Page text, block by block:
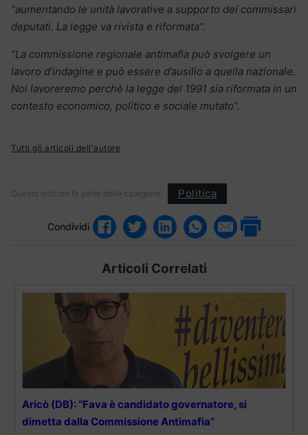
“aumentando le unità lavorative a supporto dei commissari
deputati. La legge va rivista e riformata”.
“La commissione regionale antimafia può svolgere un
lavoro d’indagine e può essere d’ausilio a quella nazionale.
Noi lavoreremo perchè la legge del 1991 sia riformata in un
contesto economico, politico e sociale mutato”.
Tutti gli articoli dell'autore
Questo articolo fa parte delle categorie: Politica
Condividi
Articoli Correlati
Aricò (DB): “Fava è candidato governatore, si
dimetta dalla Commissione Antimafia”